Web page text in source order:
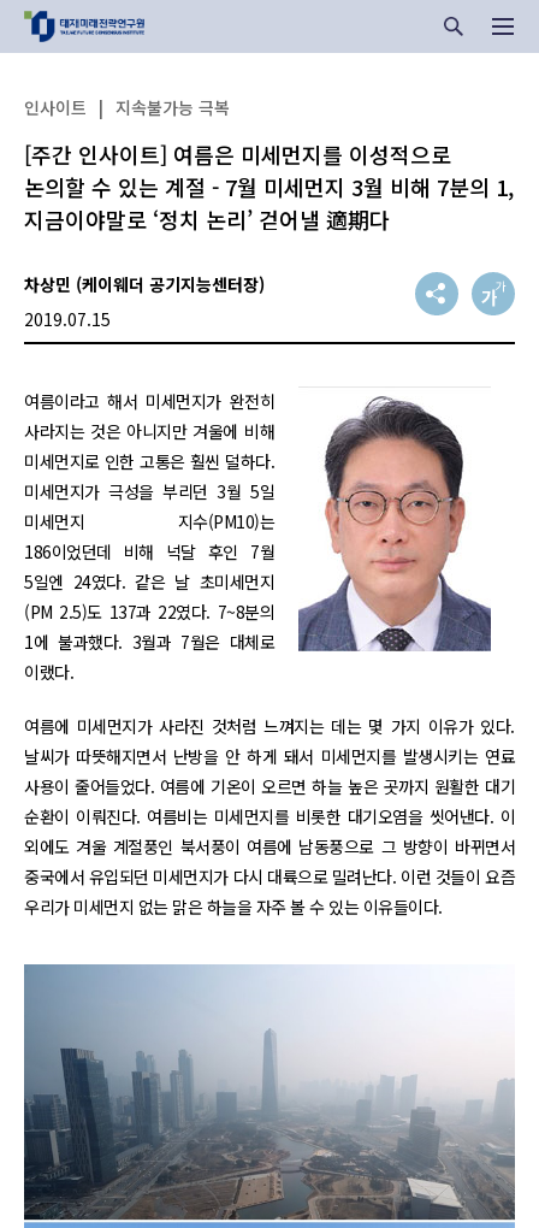
인사이트 | 지속불가능 극복
[주간 인사이트] 여름은 미세먼지를 이성적으로
논의할 수 있는 계절 - 7월 미세먼지 3월 비해 7분의 1,
지금이야말로 ‘정치 논리’ 걷어낼 適期다
차상민 (케이웨더 공기지능센터장)
2019.07.15
여름이라고 해서 미세먼지가 완전히
사라지는 것은 아니지만 겨울에 비해
미세먼지로 인한 고통은 훨씬 덜하다.
미세먼지가 극성을 부리던 3월 5일
미세먼지 지수(PM10)는
186이었던데 비해 넉달 후인 7월
5일엔 24였다. 같은 날 초미세먼지
(PM 2.5)도 137과 22였다. 7~8분의
1에 불과했다. 3월과 7월은 대체로
이랬다.
여름에 미세먼지가 사라진 것처럼 느껴지는 데는 몇 가지 이유가 있다.
날씨가 따뜻해지면서 난방을 안 하게 돼서 미세먼지를 발생시키는 연료
사용이 줄어들었다. 여름에 기온이 오르면 하늘 높은 곳까지 원활한 대기
순환이 이뤄진다. 여름비는 미세먼지를 비롯한 대기오염을 씻어낸다. 이
외에도 겨울 계절풍인 북서풍이 여름에 남동풍으로 그 방향이 바뀌면서
중국에서 유입되던 미세먼지가 다시 대륙으로 밀려난다. 이런 것들이 요즘
우리가 미세먼지 없는 맑은 하늘을 자주 볼 수 있는 이유들이다.